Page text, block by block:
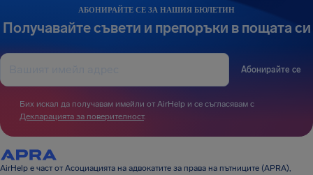
АБОНИРАЙТЕ СЕ ЗА НАШИЯ БЮЛЕТИН
Получавайте съвети и препоръки в пощата си
Абонирайте се
Бих искал да получавам имейли от AirHelp и се съгласявам с
Декларацията за поверителност.
AirHelp е част от Асоциацията на адвокатите за права на пътниците (APRA),